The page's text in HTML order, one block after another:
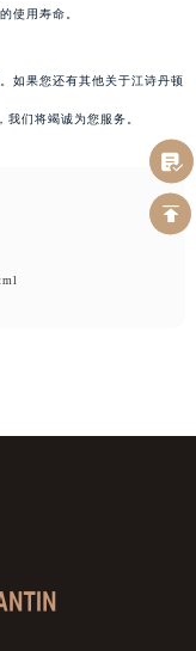
使用寿命。
如果您还有其他关于江诗丹顿
们将竭诚为您服务。